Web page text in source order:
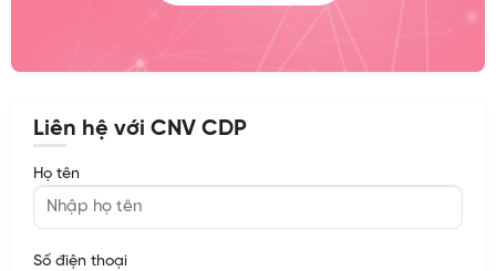
Liên hệ với CNV CDP
Họ tên
Số điện thoại